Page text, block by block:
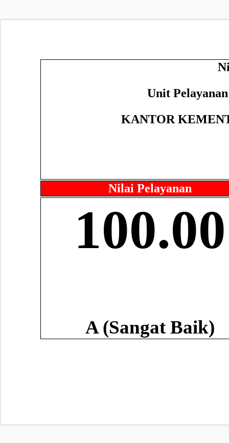
Unit
KANTOR
Nilai Pelayanan
100.00
A (Sangat Baik)